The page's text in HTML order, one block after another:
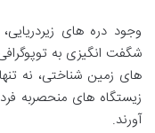
وجود دره های
شگفت انگیزی به
های زمین شناختی، نه
زیستگاه های منحصربه
آورند.